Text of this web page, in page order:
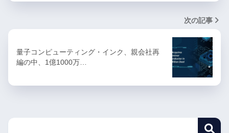
次の記事
量子コンピューティング・インク、親会社再
編の中、1億1000万…